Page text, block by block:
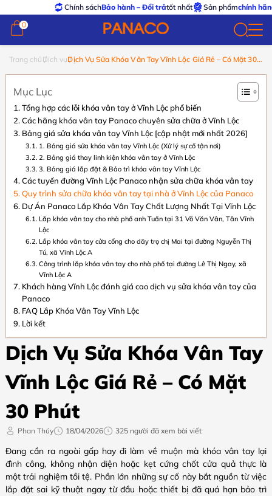
Chính sáchBảo hành – Đổi trảtốt nhất Sản phẩmchính hãng – xuất
0
0
Trang chủ Dịch vụDịch Vụ Sửa Khóa Vân Tay Vĩnh Lộc Giá Rẻ – Có Mặt 30
Mục Lục
Tổng hợp các lỗi khóa vân tay ở Vĩnh Lộc phổ biến
Các hãng khóa vân tay Panaco chuyên sửa chữa ở Vĩnh Lộc
Bảng giá sửa khóa vân tay Vĩnh Lộc [cập nhật mới nhất 2026]
1. Bảng giá sửa khóa vân tay Vĩnh Lộc (Xử lý sự cố tận nơi)
2. Bảng giá thay linh kiện khóa vân tay ở Vĩnh Lộc
3. Bảng giá lắp đặt & Bảo trì khóa vân tay Vĩnh Lộc
Các tuyến đường Vĩnh Lộc Panaco nhận sửa chữa khóa vân tay
Quy trình sửa chữa khóa vân tay tại nhà ở Vĩnh Lộc của Panaco
Dự Án Panaco Lắp Khóa Vân Tay Chất Lượng Nhất Tại Vĩnh Lộc
Lắp khóa vân tay cho nhà phố anh Tuấn tại 31 Võ Văn Vân, Tân Vĩnh
Lộc
Lắp khóa vân tay cửa cổng cho dãy trọ chị Mai tại đường Nguyễn Thị
Tú, xã Vĩnh Lộc A
Công trình lắp khóa vân tay cho nhà phố tại đường Lê Thị Ngay, xã
Vĩnh Lộc A
Khách hàng Vĩnh Lộc đánh giá cao dịch vụ sửa khóa vân tay của
Panaco
FAQ Lắp Khóa Vân Tay Vĩnh Lộc
Lời kết
Dịch Vụ Sửa Khóa Vân Tay
Vĩnh Lộc Giá Rẻ – Có Mặt
30 Phút
Phan Thúy 18/04/2026 325 người đã xem bài viết
Đang cần ra ngoài gấp hay đi làm về muộn mà khóa vân tay lại
đình công, không nhận diện hoặc kẹt cứng chốt cửa quả thực là
một trải nghiệm tồi tệ. Phần lớn những sự cố này bắt nguồn từ việc
lắp đặt sai kỹ thuật ngay từ đầu hoặc thiết bị đã quá hạn bảo trì